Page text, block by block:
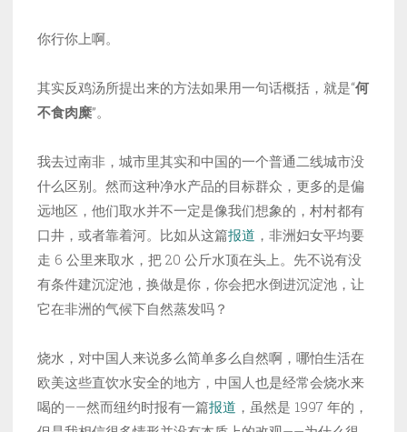
你行你上啊。
其实反鸡汤所提出来的方法如果用一句话概括，就是“何
不食肉糜”。
我去过南非，城市里其实和中国的一个普通二线城市没
什么区别。然而这种净水产品的目标群众，更多的是偏
远地区，他们取水并不一定是像我们想象的，村村都有
口井，或者靠着河。比如从这篇报道 ，非洲妇女平均要
走 6 公里来取水，把 20 公斤水顶在头上。先不说有没
有条件建沉淀池，换做是你，你会把水倒进沉淀池，让
它在非洲的气候下自然蒸发吗？
烧水，对中国人来说多么简单多么自然啊，哪怕生活在
欧美这些直饮水安全的地方，中国人也是经常会烧水来
喝的——然而纽约时报有一篇报道 ，虽然是 1997 年的，